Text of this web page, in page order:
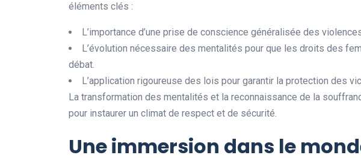
éléments clés :
L’importance d’une prise de conscience généralisée des
L’évolution nécessaire des mentalités pour que les droits des
débat.
L’application rigoureuse des lois pour garantir la protection des
La transformation des mentalités et la reconnaissance de la
pour instaurer un climat de respect et de sécurité.
Une immersion dans le